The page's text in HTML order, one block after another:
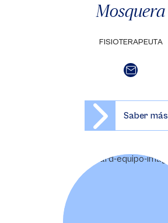
Mosquera
FISIOTERAPEUTA
Saber más